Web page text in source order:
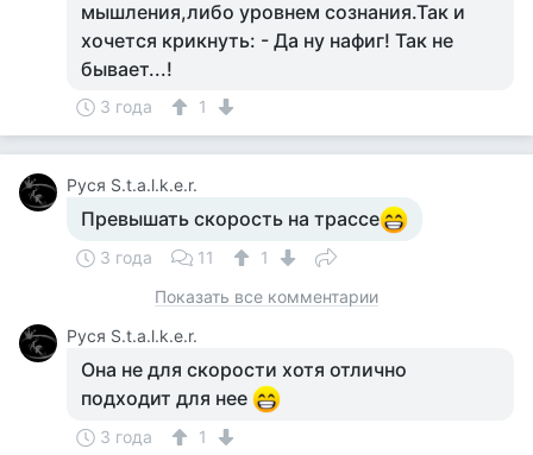
мышления,либо уровнем сознания.Так и
хочется крикнуть: - Да ну нафиг! Так не
бывает...!
3 года 1
Руся S.t.a.l.k.e.r.
Превышать скорость на трассе
3 года 11
1
Показать все комментарии
Руся S.t.a.l.k.e.r.
Она не для скорости хотя отлично
подходит для нее
3 года 1